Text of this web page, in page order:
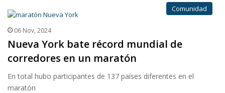
Comunidad
06 Nov, 2024
Nueva York bate récord mundial de
corredores en un maratón
En total hubo participantes de 137 países diferentes en el
maratón